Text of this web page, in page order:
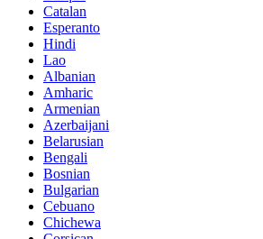
Catalan
Esperanto
Hindi
Lao
Albanian
Amharic
Armenian
Azerbaijani
Belarusian
Bengali
Bosnian
Bulgarian
Cebuano
Chichewa